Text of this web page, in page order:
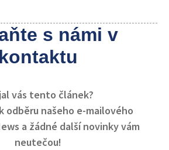
s námi v
kontaktu
vás tento článek?
odběru našeho e-mailového
a žádné další novinky vám
neutečou!